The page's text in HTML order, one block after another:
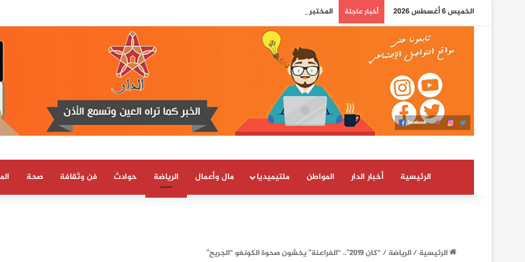
الخميس 6 أغسطس 2026 أخبار عاجلة المختبر الوطني للشرطة العلمية والتقنية يحصل على شهادة الاعتماد والمطابقة والجودة بالمعيار الدولي
الرئيسية أخبار الدار المواطن ملتيميديا مال وأعمال الرياضة حوادث فن وثقافة صحة
الرئيسية/الرياضة/ “كان 2019”.. “الفراعنة” يخشون صحوة الكونغو “الجريح”